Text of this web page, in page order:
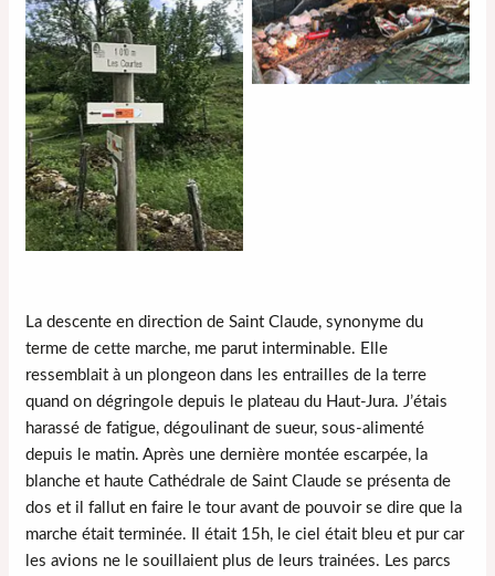
La descente en direction de Saint Claude, synonyme du
terme de cette marche, me parut interminable. Elle
ressemblait à un plongeon dans les entrailles de la terre
quand on dégringole depuis le plateau du Haut-Jura. J’étais
harassé de fatigue, dégoulinant de sueur, sous-alimenté
depuis le matin. Après une dernière montée escarpée, la
blanche et haute Cathédrale de Saint Claude se présenta de
dos et il fallut en faire le tour avant de pouvoir se dire que la
marche était terminée. Il était 15h, le ciel était bleu et pur car
les avions ne le souillaient plus de leurs trainées. Les parcs